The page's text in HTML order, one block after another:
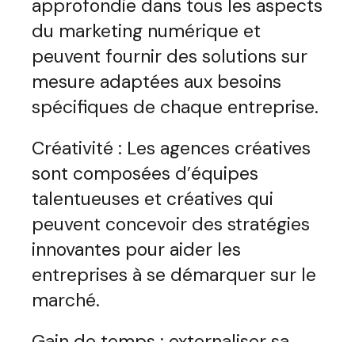
approfondie dans tous les aspects
du marketing numérique et
peuvent fournir des solutions sur
mesure adaptées aux besoins
spécifiques de chaque entreprise.
Créativité : Les agences créatives
sont composées d’équipes
talentueuses et créatives qui
peuvent concevoir des stratégies
innovantes pour aider les
entreprises à se démarquer sur le
marché.